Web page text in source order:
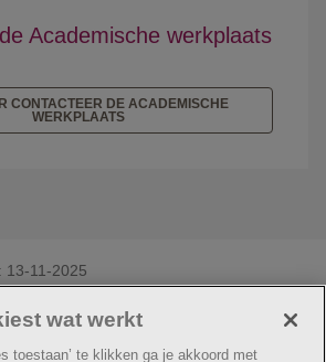
Academische werkplaats
CONTACTEER DE ACADEMISCHE
WERKPLAATS
13-11-2025
wat werkt
toestaan’ te klikken ga je akkoord met